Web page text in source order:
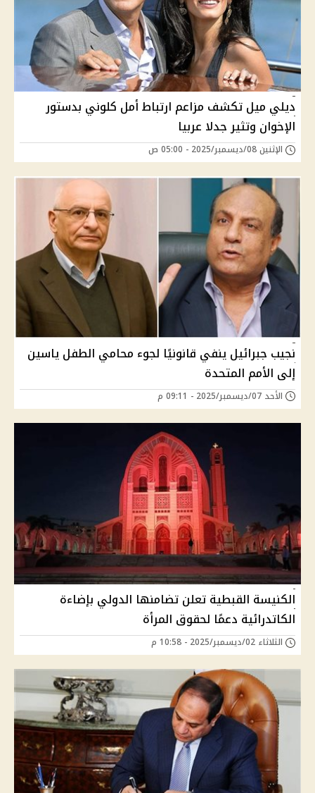
ديلي ميل تكشف مزاعم ارتباط أمل كلوني بدستور
الإخوان وتثير جدلا عربيا
الإثنين 08/ديسمبر/2025 - 05:00 ص
نجيب جبرائيل ينفي قانونيًا لجوء محامي الطفل ياسين
إلى الأمم المتحدة
الأحد 07/ديسمبر/2025 - 09:11 م
الكنيسة القبطية تعلن تضامنها الدولي بإضاءة
الكاتدرائية دعمًا لحقوق المرأة
الثلاثاء 02/ديسمبر/2025 - 10:58 م